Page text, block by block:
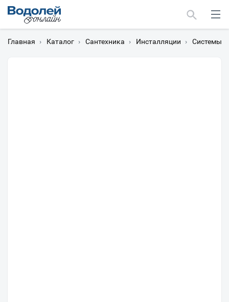
Главная › Каталог › Сантехника › Инсталляции › Системы